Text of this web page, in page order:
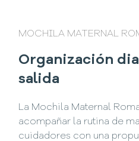
MOCHILA MATERNAL
Organización
salida
La Mochila Maternal
acompañar la rutina de
cuidadores con una